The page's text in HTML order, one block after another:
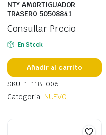
NTY AMORTIGUADOR
TRASERO 50508841
Consultar Precio
En Stock
Añadir al carrito
SKU: 1-118-006
Categoría: NUEVO